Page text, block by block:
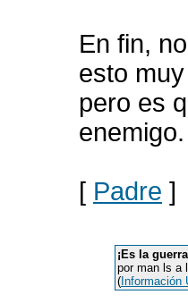
En fin,
esto
pero es
[ Padre ]
¡Es la
por man ls a
( Información